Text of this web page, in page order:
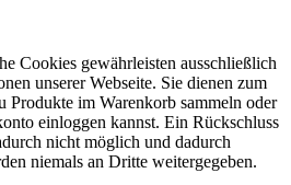
Cookies gewährleisten ausschließlich
unserer Webseite. Sie dienen zum
Produkte im Warenkorb sammeln oder
einloggen kannst. Ein Rückschluss
nicht möglich und dadurch
niemals an Dritte weitergegeben.